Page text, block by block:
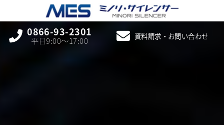
0866-93-2301
平日9:00〜17:00 資料請求・お問い合わせ